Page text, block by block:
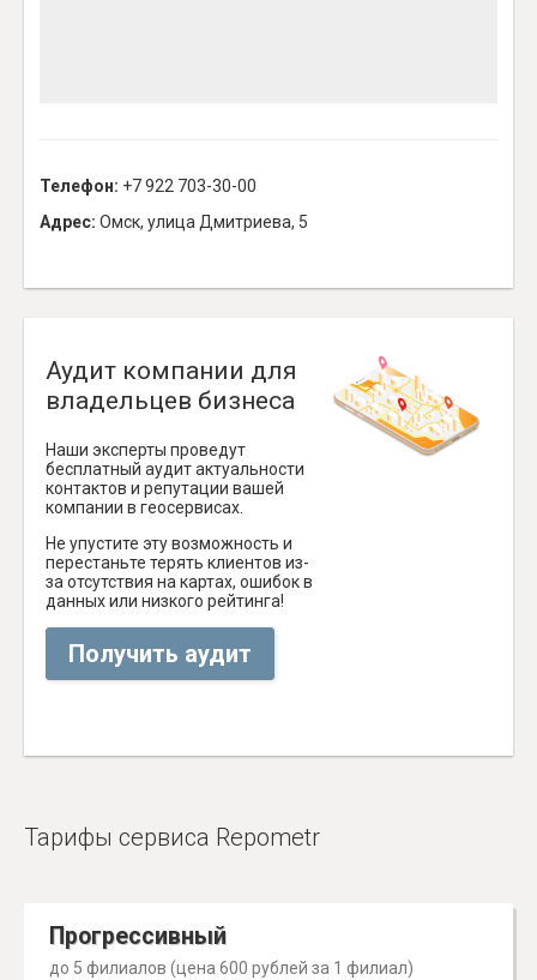
Телефон: +7 922 703-30-00
Адрес: Омск, улица Дмитриева, 5
Аудит компании для
владельцев бизнеса
Наши эксперты проведут
бесплатный аудит актуальности
контактов и репутации вашей
компании в геосервисах.
Не упустите эту возможность и
перестаньте терять клиентов из-
за отсутствия на картах, ошибок в
данных или низкого рейтинга!
Получить аудит
Тарифы сервиса Repometr
Прогрессивный
до 5 филиалов (цена 600 рублей за 1 филиал)